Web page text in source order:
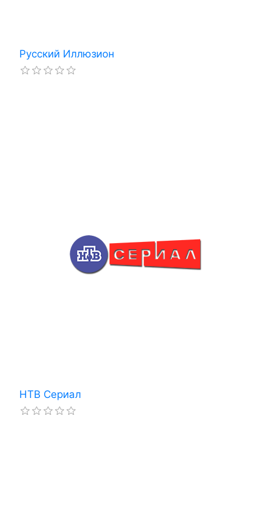
Русский Иллюзион
НТВ Сериал